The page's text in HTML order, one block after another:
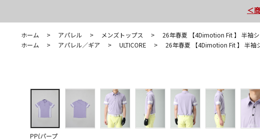
＜
ホーム > アパレル > メンズトップス >
26年春夏 【4Dimotion Fit 】 半袖
ホーム
> アパレル／ギア > ULTICORE > 26年春夏 【4Dimotion Fit 】 半袖
PP(パープ